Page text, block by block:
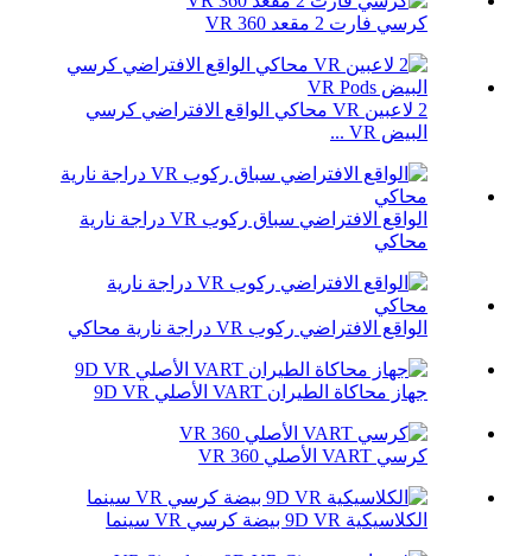
كرسي فارت 2 مقعد VR 360
2 لاعبين VR محاكي الواقع الافتراضي كرسي
البيض VR ...
الواقع الافتراضي سباق ركوب VR دراجة نارية
محاكي
الواقع الافتراضي ركوب VR دراجة نارية محاكي
جهاز محاكاة الطيران VART الأصلي 9D VR
كرسي VART الأصلي VR 360
الكلاسيكية 9D VR بيضة كرسي VR سينما